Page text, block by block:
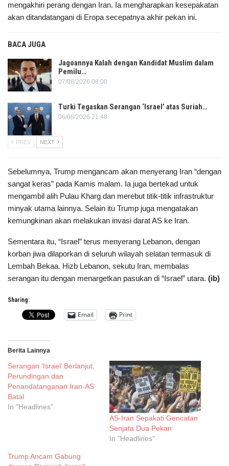
mengakhiri perang dengan Iran. Ia mengharapkan kesepakatan
akan ditandatangani di Eropa secepatnya akhir pekan ini.
BACA JUGA
Jagoannya Kalah dengan Kandidat Muslim dalam
Pemilu…
07/08/2026 08:00
Turki Tegaskan Serangan ‘Israel’ atas Suriah…
06/08/2026 21:48
PREV NEXT
Sebelumnya, Trump mengancam akan menyerang Iran “dengan
sangat keras” pada Kamis malam. Ia juga bertekad untuk
mengambil alih Pulau Kharg dan merebut titik-titik infrastruktur
minyak utama lainnya. Selain itu Trump juga mengatakan
kemungkinan akan melakukan invasi darat AS ke Iran.
Sementara itu, “Israel” terus menyerang Lebanon, dengan
korban jiwa dilaporkan di seluruh wilayah selatan termasuk di
Lembah Bekaa. Hizb Lebanon, sekutu Iran, membalas
serangan itu dengan menargetkan pasukan di “Israel” utara. (ib)
Sharing:
Email Print
Berita Lainnya
Serangan ‘Israel’ Berlanjut,
Perundingan dan
Penandatanganan Iran-AS
Batal
In "Headlines"
AS-Iran Sepakati Gencatan
Senjata Dua Pekan
In "Headlines"
Trump Ancam Gabung